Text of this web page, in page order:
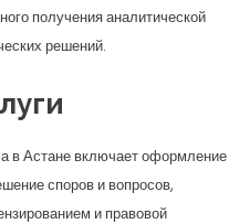
получения аналитической
решений.
в Астане включает оформление
споров и вопросов,
и правовой